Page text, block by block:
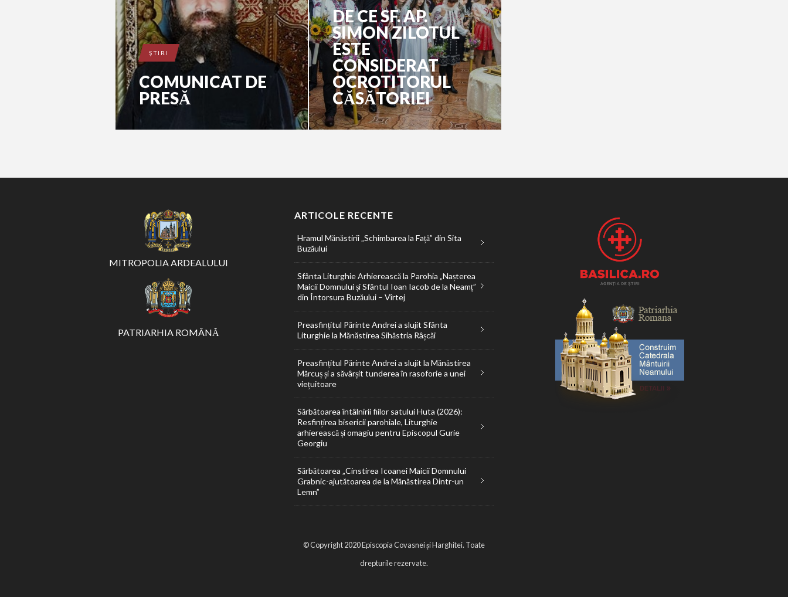
ŞTIRI
COMUNICAT DE
PRESĂ
DE CE SF. AP.
SIMON ZILOTUL
ESTE
CONSIDERAT
OCROTITORUL
CĂSĂTORIEI
MITROPOLIA ARDEALULUI
PATRIARHIA ROMÂNĂ
ARTICOLE RECENTE
Hramul Mănăstirii „Schimbarea la Față” din Sita
Buzăului
Sfânta Liturghie Arhierească la Parohia „Nașterea
Maicii Domnului și Sfântul Ioan Iacob de la Neamț”
din Întorsura Buzăului – Vîrtej
Preasfințitul Părinte Andrei a slujit Sfânta
Liturghie la Mănăstirea Sihăstria Râșcăi
Preasfințitul Părinte Andrei a slujit la Mănăstirea
Mărcuș și a săvârșit tunderea în rasoforie a unei
viețuitoare
Sărbătoarea întâlnirii fiilor satului Huta (2026):
Resfințirea bisericii parohiale, Liturghie
arhierească și omagiu pentru Episcopul Gurie
Georgiu
Sărbătoarea „Cinstirea Icoanei Maicii Domnului
Grabnic-ajutătoarea de la Mănăstirea Dintr-un
Lemn”
© Copyright 2020 Episcopia Covasnei și Harghitei. Toate
drepturile rezervate.